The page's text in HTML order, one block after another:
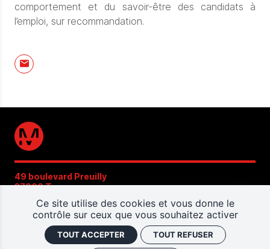
comportement et du savoir-être des candidats à
l’emploi, sur recommandation.
49 boulevard Preuilly
37000 Tours
Ce site utilise des cookies et vous donne le
contrôle sur ceux que vous souhaitez activer
TOUT ACCEPTER TOUT REFUSER